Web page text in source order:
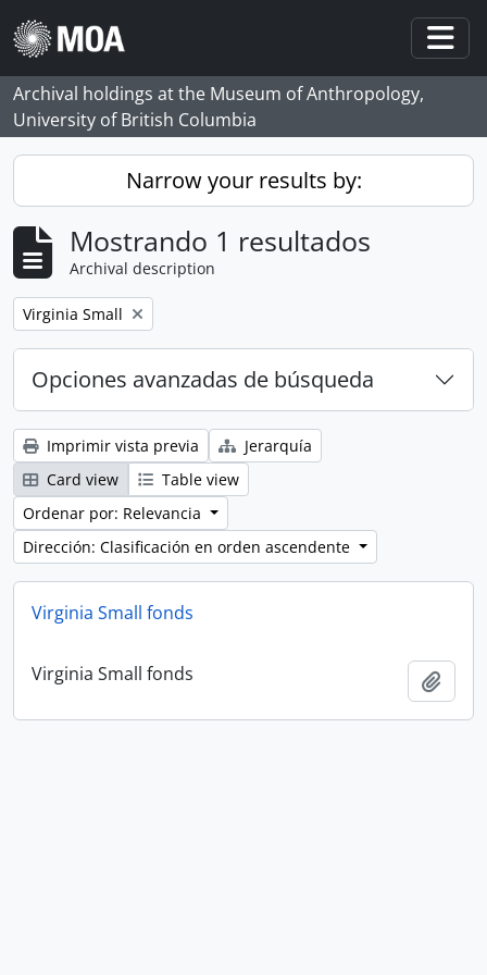
Skip to main content
Archival holdings at the Museum of Anthropology,
University of British Columbia
Narrow your results by:
Mostrando 1 resultados
Archival description
Remove filter:
Virginia Small
Opciones avanzadas de búsqueda
Imprimir vista previa
Jerarquía
Card view
Table view
Ordenar por: Relevancia
Dirección: Clasificación en orden ascendente
Virginia Small fonds
Virginia Small fonds